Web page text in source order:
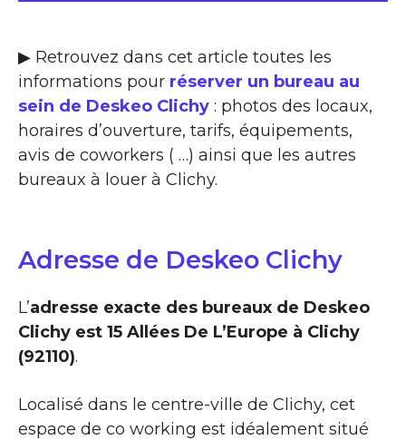
▶ Retrouvez dans cet article toutes les
informations pour réserver un bureau au
sein de Deskeo Clichy : photos des locaux,
horaires d’ouverture, tarifs, équipements,
avis de coworkers ( …) ainsi que les autres
bureaux à louer à Clichy.
Adresse de Deskeo Clichy
L’adresse exacte des bureaux de Deskeo
Clichy est 15 Allées De L’Europe à Clichy
(92110).
Localisé dans le centre-ville de Clichy, cet
espace de co working est idéalement situé